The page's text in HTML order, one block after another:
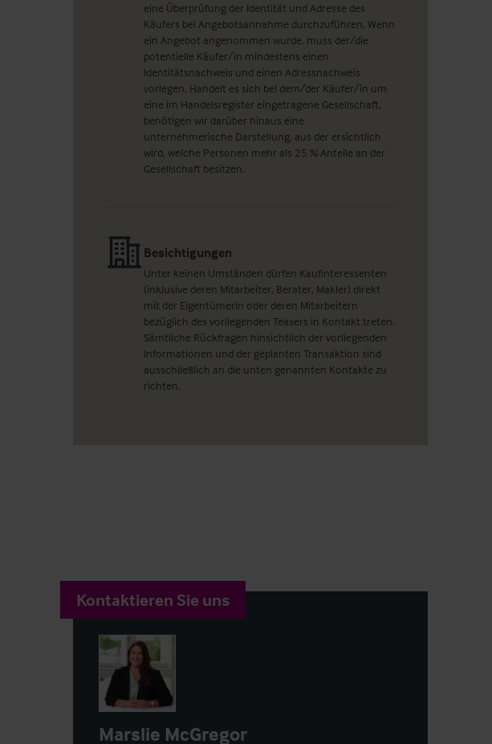
eine Überprüfung der Identität und Adresse des
Käufers bei Angebotsannahme durchzuführen. Wenn
ein Angebot angenommen wurde, muss der/die
potentielle Käufer/in mindestens einen
Identitätsnachweis und einen Adressnachweis
vorlegen. Handelt es sich bei dem/der Käufer/in um
eine im Handelsregister eingetragene Gesellschaft,
benötigen wir darüber hinaus eine
unternehmerische Darstellung, aus der ersichtlich
wird, welche Personen mehr als 25 % Anteile an der
Gesellschaft besitzen.
Besichtigungen
Unter keinen Umständen dürfen Kaufinteressenten
(inklusive deren Mitarbeiter, Berater, Makler) direkt
mit der Eigentümerin oder deren Mitarbeitern
bezüglich des vorliegenden Teasers in Kontakt treten.
Sämtliche Rückfragen hinsichtlich der vorliegenden
Informationen und der geplanten Transaktion sind
ausschließlich an die unten genannten Kontakte zu
richten.
Kontaktieren Sie uns
Marslie McGregor